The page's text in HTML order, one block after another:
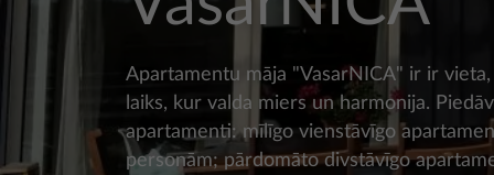
Apartamentu māja "VasarNICA" ir ir
laiks, kur valda miers un harmonija.
apartamenti: mīlīgo vienstāvīgo
personām; pārdomāto divstāvīgo